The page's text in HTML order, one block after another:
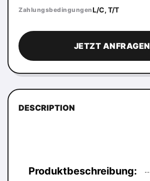
ZahlungsbedingungenL/C, T/T
JETZT ANFRAGEN
DESCRIPTION
Produktbeschreibung: